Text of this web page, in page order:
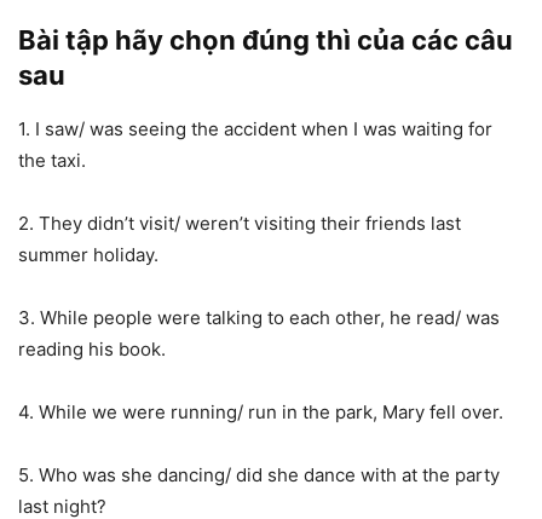
Bài tập hãy chọn đúng thì của các câu
sau
1. I saw/ was seeing the accident when I was waiting for
the taxi.
2. They didn’t visit/ weren’t visiting their friends last
summer holiday.
3. While people were talking to each other, he read/ was
reading his book.
4. While we were running/ run in the park, Mary fell over.
5. Who was she dancing/ did she dance with at the party
last night?